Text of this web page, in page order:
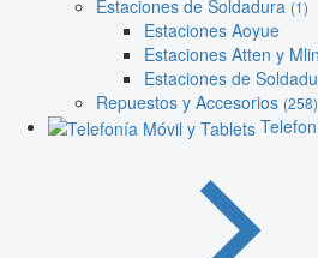
Estaciones de Soldadura (1)
Estaciones Aoyue
Estaciones Atten y
Estaciones de
Repuestos y Accesorios (258)